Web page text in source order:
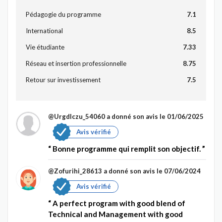
Pédagogie du programme 7.1
International 8.5
Vie étudiante 7.33
Réseau et insertion professionnelle 8.75
Retour sur investissement 7.5
@Urgdlczu_54060 a donné son avis le 01/06/2025
Avis vérifié
Bonne programme qui remplit son objectif.
@Zofurihi_28613 a donné son avis le 07/06/2024
Avis vérifié
A perfect program with good blend of
Technical and Management with good